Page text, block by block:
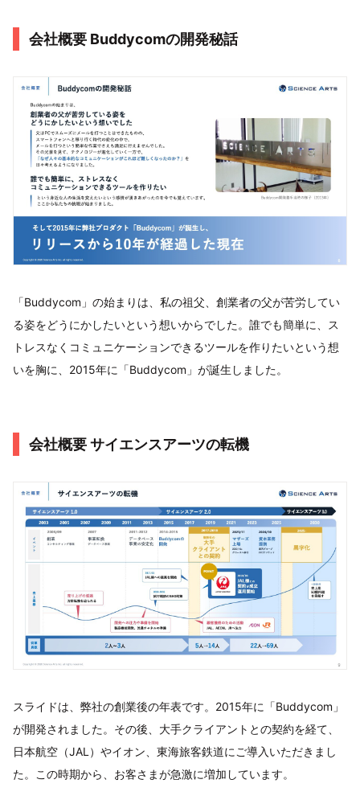
会社概要 Buddycomの開発秘話
「Buddycom」の始まりは、私の祖父、創業者の父が苦労してい
る姿をどうにかしたいという想いからでした。誰でも簡単に、ス
トレスなくコミュニケーションできるツールを作りたいという想
いを胸に、2015年に「Buddycom」が誕生しました。
会社概要 サイエンスアーツの転機
スライドは、弊社の創業後の年表です。2015年に「Buddycom」
が開発されました。その後、大手クライアントとの契約を経て、
日本航空（JAL）やイオン、東海旅客鉄道にご導入いただきまし
た。この時期から、お客さまが急激に増加しています。